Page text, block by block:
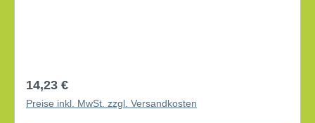
Regulärer Preis:
14,23 €
Preise inkl. MwSt. zzgl. Versandkosten